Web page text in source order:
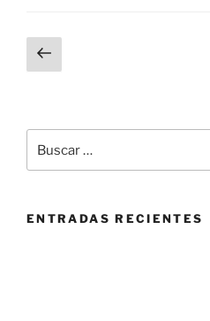
Navegación
de
Página
anterior
por:
ENTRADAS RECIENTES